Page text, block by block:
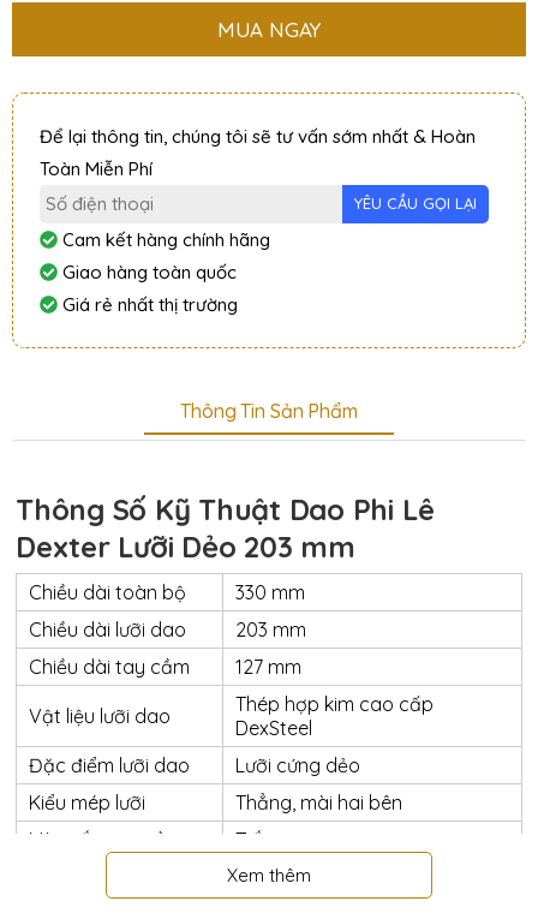
MUA NGAY
Để lại thông tin, chúng tôi sẽ tư vấn sớm nhất & Hoàn
Toàn Miễn Phí
Cam kết hàng chính hãng
Giao hàng toàn quốc
Giá rẻ nhất thị trường
Thông Tin Sản Phẩm
Thông Số Kỹ Thuật Dao Phi Lê
Dexter Lưỡi Dẻo 203 mm
Chiều dài toàn bộ
330 mm
Chiều dài lưỡi dao
203 mm
Chiều dài tay cầm
127 mm
Vật liệu lưỡi dao
Thép hợp kim cao cấp
DexSteel
Đặc điểm lưỡi dao
Lưỡi cứng dẻo
Kiểu mép lưỡi
Thẳng, mài hai bên
Màu sắc tay cầm
Trắng
Vật liệu tay cầm
Nhựa kháng khuẩn
Polypropylene
Xem thêm